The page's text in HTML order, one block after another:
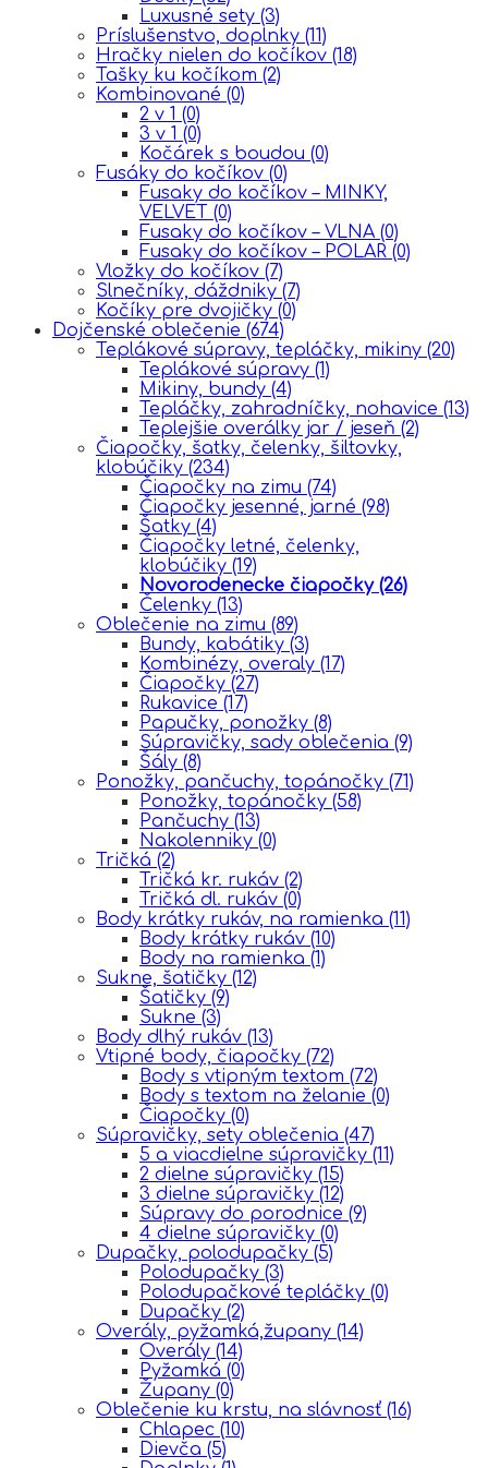
Luxusné sety (3)
Príslušenstvo, doplnky (11)
Hračky nielen do kočíkov (18)
Tašky ku kočíkom (2)
Kombinované (0)
2 v 1 (0)
3 v 1 (0)
Kočárek s boudou (0)
Fusáky do kočíkov (0)
Fusaky do kočíkov – MINKY,
VELVET (0)
Fusaky do kočíkov – VLNA (0)
Fusaky do kočíkov – POLAR (0)
Vložky do kočíkov (7)
Slnečníky, dáždniky (7)
Kočíky pre dvojičky (0)
Dojčenské oblečenie (674)
Teplákové súpravy, tepláčky, mikiny (20)
Teplákové súpravy (1)
Mikiny, bundy (4)
Tepláčky, zahradníčky, nohavice (13)
Teplejšie overálky jar / jeseň (2)
Čiapočky, šatky, čelenky, šiltovky,
klobúčiky (234)
Čiapočky na zimu (74)
Čiapočky jesenné, jarné (98)
Šatky (4)
Čiapočky letné, čelenky,
klobúčiky (19)
Novorodenecke čiapočky (26)
Čelenky (13)
Oblečenie na zimu (89)
Bundy, kabátiky (3)
Kombinézy, overaly (17)
Čiapočky (27)
Rukavice (17)
Papučky, ponožky (8)
Súpravičky, sady oblečenia (9)
Šály (8)
Ponožky, pančuchy, topánočky (71)
Ponožky, topánočky (58)
Pančuchy (13)
Nakolenniky (0)
Tričká (2)
Tričká kr. rukáv (2)
Tričká dl. rukáv (0)
Body krátky rukáv, na ramienka (11)
Body krátky rukáv (10)
Body na ramienka (1)
Sukne, šatičky (12)
Šatičky (9)
Sukne (3)
Body dlhý rukáv (13)
Vtipné body, čiapočky (72)
Body s vtipným textom (72)
Body s textom na želanie (0)
Čiapočky (0)
Súpravičky, sety oblečenia (47)
5 a viacdielne súpravičky (11)
2 dielne súpravičky (15)
3 dielne súpravičky (12)
Súpravy do porodnice (9)
4 dielne súpravičky (0)
Dupačky, polodupačky (5)
Polodupačky (3)
Polodupačkové tepláčky (0)
Dupačky (2)
Overály, pyžamká,župany (14)
Overály (14)
Pyžamká (0)
Župany (0)
Oblečenie ku krstu, na slávnosť (16)
Chlapec (10)
Dievča (5)